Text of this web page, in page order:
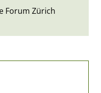
Forum Zürich